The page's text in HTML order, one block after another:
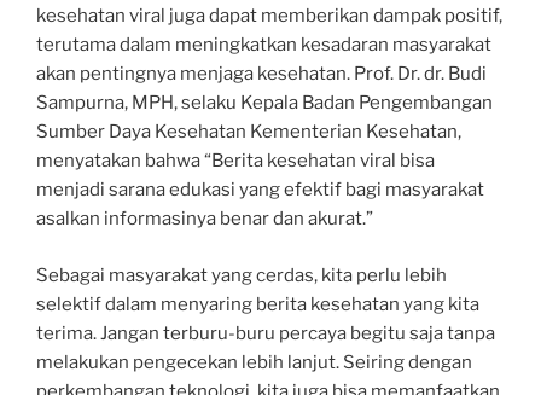
kesehatan viral juga dapat memberikan dampak positif,
terutama dalam meningkatkan kesadaran masyarakat
akan pentingnya menjaga kesehatan. Prof. Dr. dr. Budi
Sampurna, MPH, selaku Kepala Badan Pengembangan
Sumber Daya Kesehatan Kementerian Kesehatan,
menyatakan bahwa “Berita kesehatan viral bisa
menjadi sarana edukasi yang efektif bagi masyarakat
asalkan informasinya benar dan akurat.”
Sebagai masyarakat yang cerdas, kita perlu lebih
selektif dalam menyaring berita kesehatan yang kita
terima. Jangan terburu-buru percaya begitu saja tanpa
melakukan pengecekan lebih lanjut. Seiring dengan